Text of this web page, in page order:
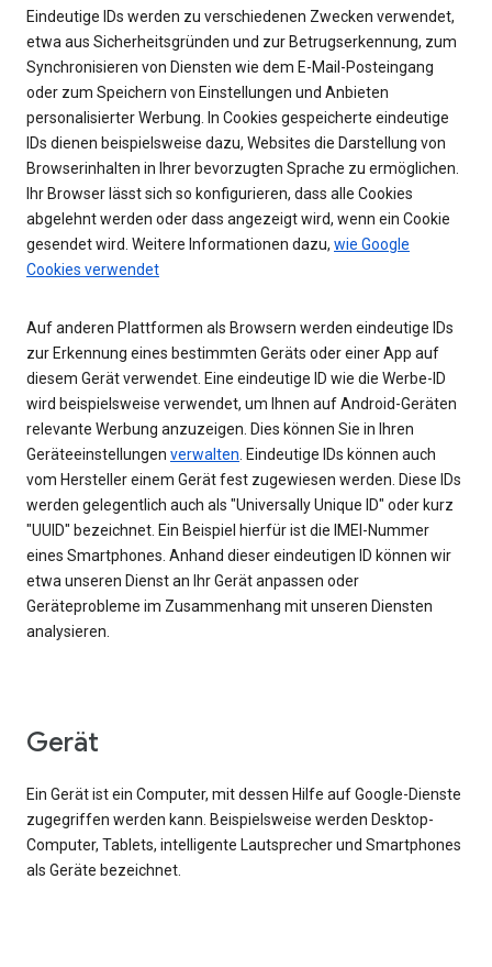
Eindeutige IDs werden zu verschiedenen Zwecken verwendet,
etwa aus Sicherheitsgründen und zur Betrugserkennung, zum
Synchronisieren von Diensten wie dem E-Mail-Posteingang
oder zum Speichern von Einstellungen und Anbieten
personalisierter Werbung. In Cookies gespeicherte eindeutige
IDs dienen beispielsweise dazu, Websites die Darstellung von
Browserinhalten in Ihrer bevorzugten Sprache zu ermöglichen.
Ihr Browser lässt sich so konfigurieren, dass alle Cookies
abgelehnt werden oder dass angezeigt wird, wenn ein Cookie
gesendet wird. Weitere Informationen dazu, wie Google
Cookies verwendet
Auf anderen Plattformen als Browsern werden eindeutige IDs
zur Erkennung eines bestimmten Geräts oder einer App auf
diesem Gerät verwendet. Eine eindeutige ID wie die Werbe-ID
wird beispielsweise verwendet, um Ihnen auf Android-Geräten
relevante Werbung anzuzeigen. Dies können Sie in Ihren
Geräteeinstellungen verwalten. Eindeutige IDs können auch
vom Hersteller einem Gerät fest zugewiesen werden. Diese IDs
werden gelegentlich auch als "Universally Unique ID" oder kurz
"UUID" bezeichnet. Ein Beispiel hierfür ist die IMEI-Nummer
eines Smartphones. Anhand dieser eindeutigen ID können wir
etwa unseren Dienst an Ihr Gerät anpassen oder
Geräteprobleme im Zusammenhang mit unseren Diensten
analysieren.
Gerät
Ein Gerät ist ein Computer, mit dessen Hilfe auf Google-Dienste
zugegriffen werden kann. Beispielsweise werden Desktop-
Computer, Tablets, intelligente Lautsprecher und Smartphones
als Geräte bezeichnet.